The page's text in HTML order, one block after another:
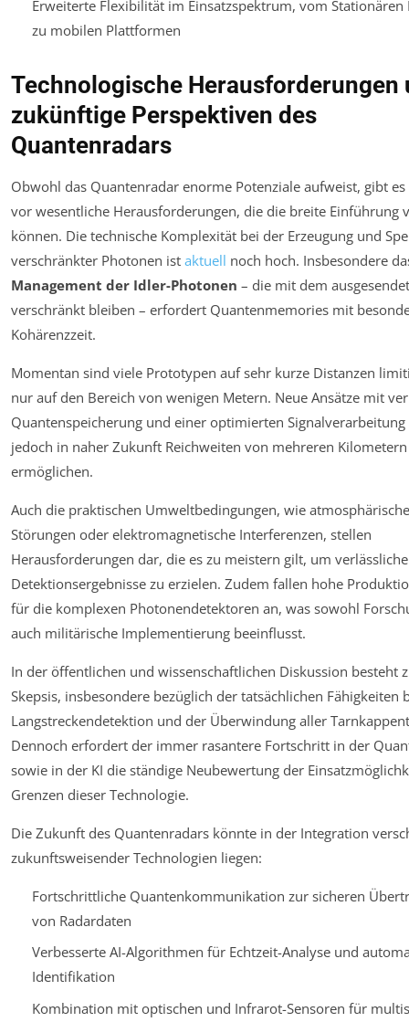
Erweiterte Flexibilität im Einsatzspektrum, vom Stationären
zu mobilen Plattformen
Technologische Herausforderungen
zukünftige Perspektiven des
Quantenradars
Obwohl das Quantenradar enorme Potenziale aufweist, gibt
vor wesentliche Herausforderungen, die die breite Einführung
können. Die technische Komplexität bei der Erzeugung und
verschränkter Photonen ist aktuell noch hoch. Insbesondere
Management der Idler-Photonen – die mit dem
verschränkt bleiben – erfordert Quantenmemories mit
Kohärenzzeit.
Momentan sind viele Prototypen auf sehr kurze Distanzen
nur auf den Bereich von wenigen Metern. Neue Ansätze mit
Quantenspeicherung und einer optimierten Signalverarbeitung
jedoch in naher Zukunft Reichweiten von mehreren Kilometern
ermöglichen.
Auch die praktischen Umweltbedingungen, wie atmosphärische
Störungen oder elektromagnetische Interferenzen, stellen
Herausforderungen dar, die es zu meistern gilt, um verlässliche
Detektionsergebnisse zu erzielen. Zudem fallen hohe
für die komplexen Photonendetektoren an, was sowohl
auch militärische Implementierung beeinflusst.
In der öffentlichen und wissenschaftlichen Diskussion besteht
Skepsis, insbesondere bezüglich der tatsächlichen Fähigkeiten
Langstreckendetektion und der Überwindung aller
Dennoch erfordert der immer rasantere Fortschritt in der
sowie in der KI die ständige Neubewertung der
Grenzen dieser Technologie.
Die Zukunft des Quantenradars könnte in der Integration
zukunftsweisender Technologien liegen:
Fortschrittliche Quantenkommunikation zur sicheren
von Radardaten
Verbesserte AI-Algorithmen für Echtzeit-Analyse und
Identifikation
Kombination mit optischen und Infrarot-Sensoren für